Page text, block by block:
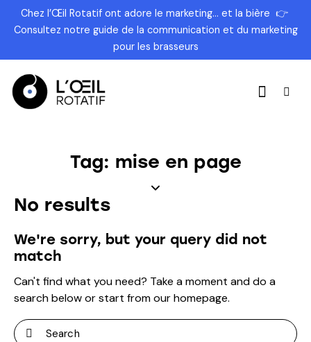
Chez l’Œil Rotatif ont adore le marketing… et la bière 👉
Consultez notre guide de la communication et du marketing
pour les brasseurs
Tag: mise en page
No results
We're sorry, but your query did not
match
Can't find what you need? Take a moment and do a
search below or start fromour homepage.